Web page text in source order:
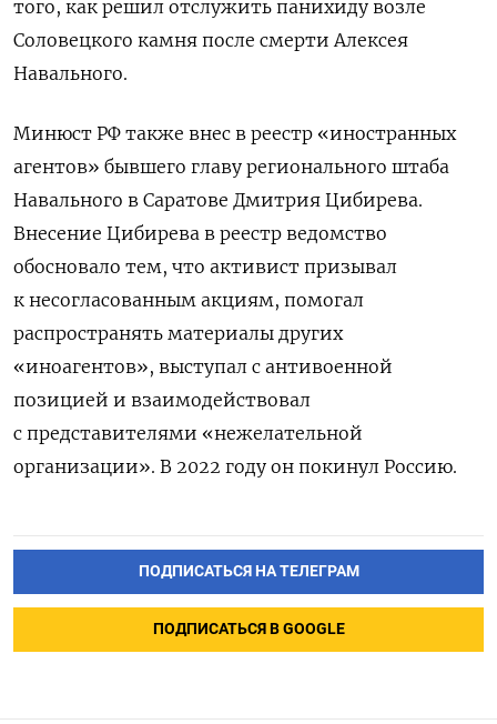
того, как решил отслужить панихиду возле
Соловецкого камня после смерти Алексея
Навального.
Минюст РФ также внес в реестр «иностранных
агентов» бывшего главу регионального штаба
Навального в Саратове Дмитрия Цибирева.
Внесение Цибирева в реестр ведомство
обосновало тем, что активист призывал
к несогласованным акциям, помогал
распространять материалы других
«иноагентов», выступал с антивоенной
позицией и взаимодействовал
с представителями «нежелательной
организации». В 2022 году он покинул Россию.
ПОДПИСАТЬСЯ НА ТЕЛЕГРАМ
ПОДПИСАТЬСЯ В GOOGLE